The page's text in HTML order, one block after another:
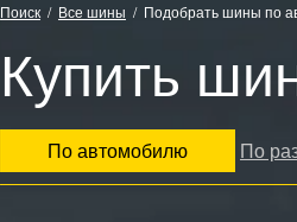
Поиск Все шины Подобрать шины по
Купить
По автомобилю По